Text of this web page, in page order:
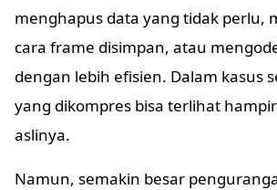
menghapus data yang tidak perlu,
cara frame disimpan, atau
dengan lebih efisien. Dalam kasus
yang dikompres bisa terlihat
aslinya.
Namun, semakin besar